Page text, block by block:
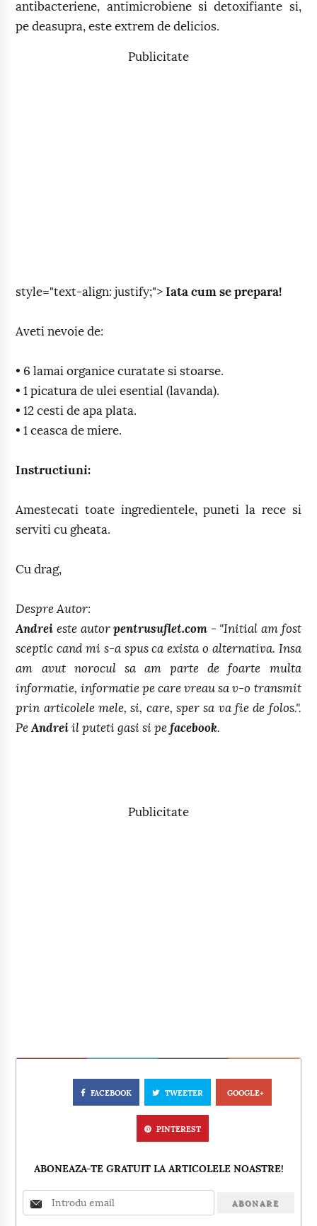
antibacteriene, antimicrobiene si detoxifiante si,
pe deasupra, este extrem de delicios.
Publicitate
style="text-align: justify;">Iata cum se prepara!
Aveti nevoie de:
• 6 lamai organice curatate si stoarse.
• 1 picatura de ulei esential (lavanda).
• 12 cesti de apa plata.
• 1 ceasca de miere.
Instructiuni:
Amestecati toate ingredientele, puneti la rece si
serviti cu gheata.
Cu drag,
Despre Autor:
Andrei este autorpentrusuflet.com - "Initial am fost
sceptic cand mi s-a spus ca exista o alternativa. Insa
am avut norocul sa am parte de foarte multa
informatie, informatie pe care vreau sa v-o transmit
prin articolele mele, si, care, sper sa va fie de folos.".
PeAndrei il puteti gasi si pefacebook.
Publicitate
FACEBOOK TWEETER GOOGLE+
PINTEREST
ABONEAZA-TE GRATUIT LA ARTICOLELE NOASTRE!